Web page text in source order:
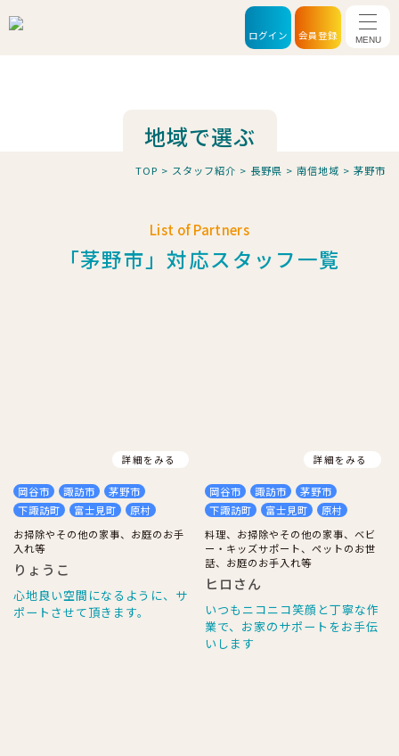
ログイン 会員登録 メニ
地域で選ぶ
TOP > スタッフ紹介 > 長野県 > 南信地域 > 茅野市
List of Partners
「茅野市」対応スタッフ一覧
詳細をみる
岡谷市 諏訪市
茅野市
下諏訪町
富士見町
原村
お掃除やその他の家事、お庭のお手
入れ等
りょうこ
心地良い空間になるように、サ
ポートさせて頂きます。
詳細をみる
岡谷市 諏訪市
茅野市
下諏訪町
富士見町
原村
料理、お掃除やその他の家事、ベビ
ー・キッズサポート、ペットのお世
話、お庭のお手入れ等
ヒロさん
いつもニコニコ笑顔と丁寧な作
業で、お家のサポートをお手伝
いします